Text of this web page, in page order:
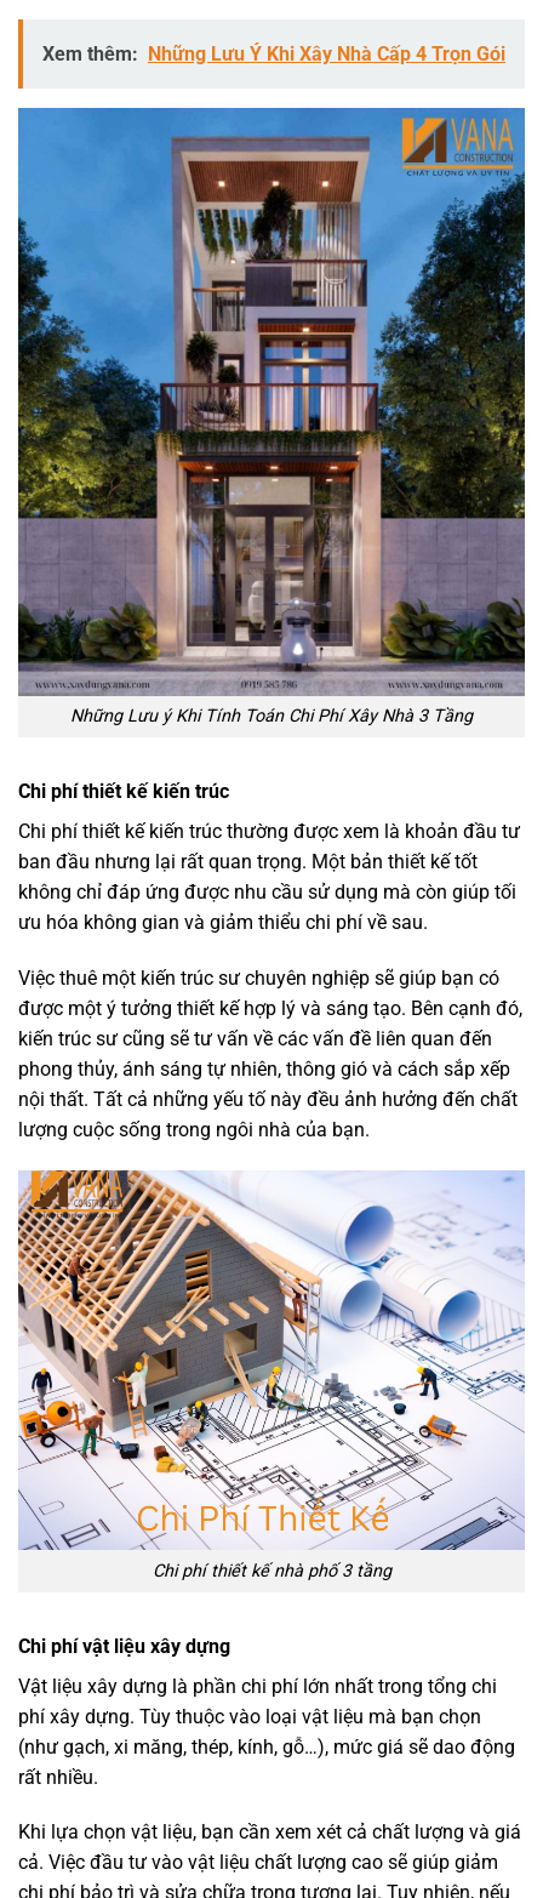
Xem thêm: Những Lưu Ý Khi Xây Nhà Cấp 4 Trọn Gói
Những Lưu ý Khi Tính Toán Chi Phí Xây Nhà 3 Tầng
Chi phí thiết kế kiến trúc
Chi phí thiết kế kiến trúc thường được xem là khoản đầu tư
ban đầu nhưng lại rất quan trọng. Một bản thiết kế tốt
không chỉ đáp ứng được nhu cầu sử dụng mà còn giúp tối
ưu hóa không gian và giảm thiểu chi phí về sau.
Việc thuê một kiến trúc sư chuyên nghiệp sẽ giúp bạn có
được một ý tưởng thiết kế hợp lý và sáng tạo. Bên cạnh đó,
kiến trúc sư cũng sẽ tư vấn về các vấn đề liên quan đến
phong thủy, ánh sáng tự nhiên, thông gió và cách sắp xếp
nội thất. Tất cả những yếu tố này đều ảnh hưởng đến chất
lượng cuộc sống trong ngôi nhà của bạn.
Chi phí thiết kế nhà phố 3 tầng
Chi phí vật liệu xây dựng
Vật liệu xây dựng là phần chi phí lớn nhất trong tổng chi
phí xây dựng. Tùy thuộc vào loại vật liệu mà bạn chọn
(như gạch, xi măng, thép, kính, gỗ…), mức giá sẽ dao động
rất nhiều.
Khi lựa chọn vật liệu, bạn cần xem xét cả chất lượng và giá
cả. Việc đầu tư vào vật liệu chất lượng cao sẽ giúp giảm
chi phí bảo trì và sửa chữa trong tương lai. Tuy nhiên, nếu